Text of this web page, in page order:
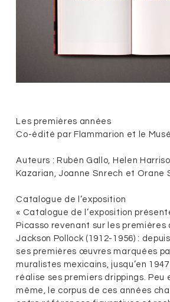
Les premières années
Co-édité par Flammarion et le
Auteurs : Rubén Gallo, Helen
Kazarian, Joanne Snrech et Orane
Catalogue de l’exposition
« Catalogue de l’exposition
Picasso revenant sur les premières
Jackson Pollock (1912-1956) :
ses premières œuvres marquées
muralistes mexicains, jusqu’en 1947
réalise ses premiers drippings. Peu
même, le corpus de ces années